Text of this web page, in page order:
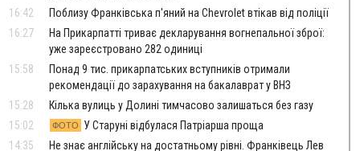
16:42
Поблизу Франківська п'яний на Chevrolet втікав від поліції
16:27
На Прикарпатті триває декларування вогнепальної зброї:
уже зареєстровано 282 одиниці
15:58
Понад 9 тис. прикарпатських вступників отримали
рекомендації до зарахування на бакалаврат у ВНЗ
15:28
Кілька вулиць у Долині тимчасово залишаться без газу
15:02
ФОТО
У Старуні відбулася Патріарша проща
14:35
Не знає англійську на достатньому рівні. Франківець Лев